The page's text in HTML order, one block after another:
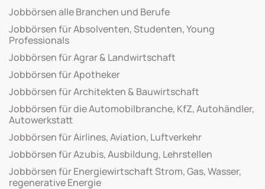
Jobbörsen alle Branchen und Berufe
Jobbörsen für Absolventen, Studenten, Young
Professionals
Jobbörsen für Agrar & Landwirtschaft
Jobbörsen für Apotheker
Jobbörsen für Architekten & Bauwirtschaft
Jobbörsen für die Automobilbranche, KfZ, Autohändler,
Autowerkstatt
Jobbörsen für Airlines, Aviation, Luftverkehr
Jobbörsen für Azubis, Ausbildung, Lehrstellen
Jobbörsen für Energiewirtschaft Strom, Gas, Wasser,
regenerative Energie